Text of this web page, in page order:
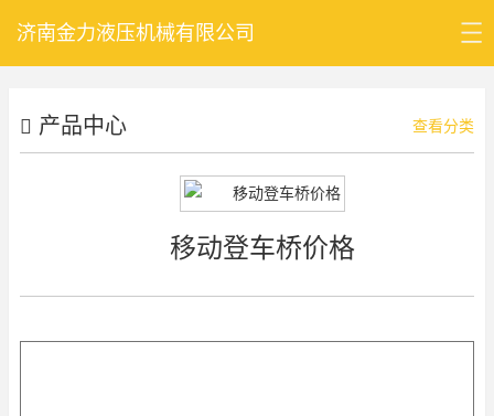
济南金力液压机械有限公司
新闻资讯
公司认证
联系我们
产品中心 查看分类
移动登车桥价格